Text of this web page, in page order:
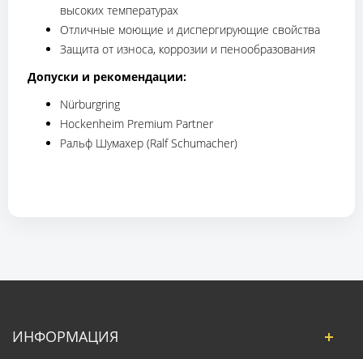
высоких температурах
Отличные моющие и диспергирующие свойства
Защита от износа, коррозии и пенообразования
Допуски и рекомендации:
Nürburgring
Hockenheim Premium Partner
Ральф Шумахер (Ralf Schumacher)
ИНФОРМАЦИЯ